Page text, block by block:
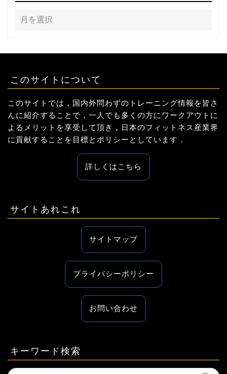
このサイトについて
このサイトでは，国内外問わずのトレーニング情報を皆さ
んに紹介することで，一人でも多くの方にワークアウトに
よるメリットを享受して頂き，日本のフィットネス産業界
に貢献することを目標とポリシーとしています．
詳しくはこちら
サイトあれこれ
サイトマップ
プライバシーポリシー
お問い合わせ
キーワード検索